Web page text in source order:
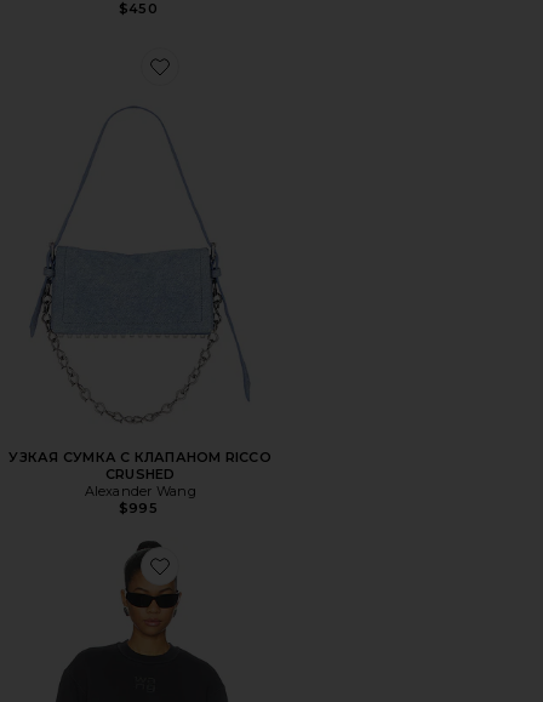
$450
Favorite УЗКАЯ СУМКА С КЛАПАНОМ RICCO CRUSHED
УЗКАЯ СУМКА С КЛАПАНОМ RICCO
CRUSHED
Alexander Wang
$995
Favorite СВИТШОТ HOTFIX LOGO